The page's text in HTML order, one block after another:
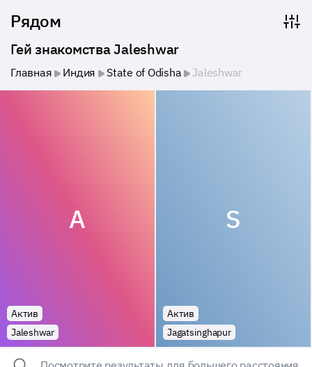
Рядом
Гей знакомства Jaleshwar
Главная Индия State of Odisha Jaleshwar
A
Актив
Jaleshwar
S
Актив
Jagatsinghapur